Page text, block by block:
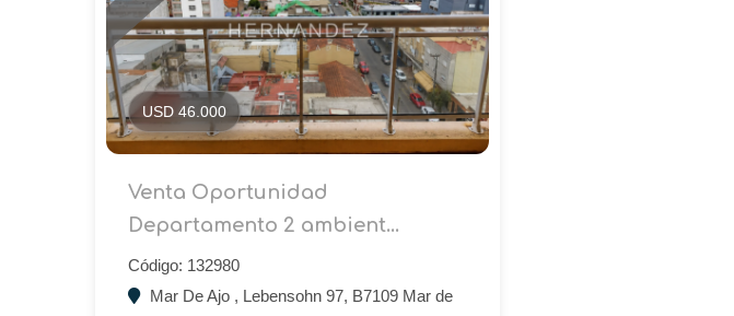
USD 46.000
Venta Oportunidad
Departamento 2 ambient...
Código: 132980
Mar De Ajo , Lebensohn 97, B7109 Mar de